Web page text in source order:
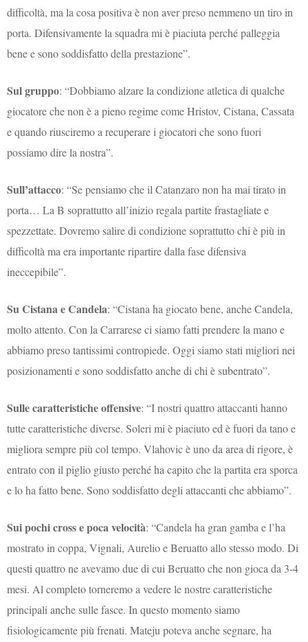
difficoltà, ma la cosa positiva è non aver preso nemmeno un tiro in
porta. Difensivamente la squadra mi è piaciuta perché palleggia
bene e sono soddisfatto della prestazione”.
Sul gruppo: “Dobbiamo alzare la condizione atletica di qualche
giocatore che non è a pieno regime come Hristov, Cistana, Cassata
e quando riusciremo a recuperare i giocatori che sono fuori
possiamo dire la nostra”.
Sull’attacco: “Se pensiamo che il Catanzaro non ha mai tirato in
porta… La B soprattutto all’inizio regala partite frastagliate e
spezzettate. Dovremo salire di condizione soprattutto chi è più in
difficoltà ma era importante ripartire dalla fase difensiva
ineccepibile”.
Su Cistana e Candela: “Cistana ha giocato bene, anche Candela,
molto attento. Con la Carrarese ci siamo fatti prendere la mano e
abbiamo preso tantissimi contropiede. Oggi siamo stati migliori nei
posizionamenti e sono soddisfatto anche di chi è subentrato”.
Sulle caratteristiche offensive: “I nostri quattro attaccanti hanno
tutte caratteristiche diverse. Soleri mi è piaciuto ed è fuori da tano e
migliora sempre più col tempo. Vlahovic è uno da area di rigore, è
entrato con il piglio giusto perché ha capito che la partita era sporca
e lo ha fatto bene. Sono soddisfatto degli attaccanti che abbiamo”.
Sui pochi cross e poca velocità: “Candela ha gran gamba e l’ha
mostrato in coppa, Vignali, Aurelio e Beruatto allo stesso modo. Di
questi quattro ne avevamo due di cui Beruatto che non gioca da 3-4
mesi. Al completo torneremo a vedere le nostre caratteristiche
principali anche sulle fasce. In questo momento siamo
fisiologicamente più frenati. Mateju poteva anche segnare, ha